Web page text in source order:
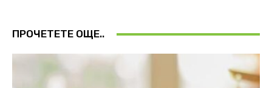
ПРОЧЕТЕТЕ ОЩЕ..